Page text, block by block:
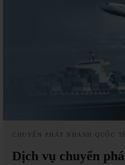
CHUYỂN PHÁT NHANH QUỐC TẾ
Dịch vụ chuyển